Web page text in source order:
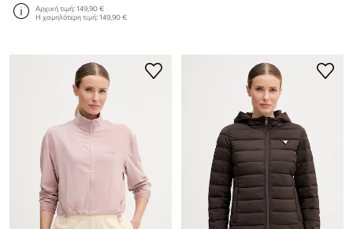
Αρχική τιμή:149,90 €
Η χαμηλότερη τιμή:149,90 €